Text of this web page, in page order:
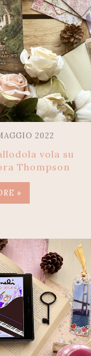
2022
vola su
Thompson
»